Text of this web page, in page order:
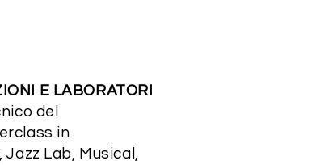
E LABORATORI
del
in
Lab, Musical,